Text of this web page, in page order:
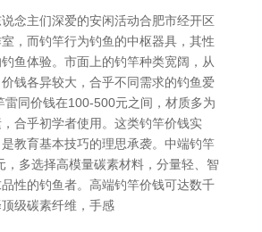
念主们深爱的安闲活动合肥市经开区
，而钓竿行为钓鱼的中枢器具，其性
鱼体验。市面上的钓竿种类宽阔，从
钱各异较大，合乎不同需求的钓鱼爱
雷同价钱在100-500元之间，材质多为
合乎初学者使用。这类钓竿价钱实
教育基本技巧的理思承袭。中端钓竿
，多选择高模量碳素材料，分量轻、智
性的钓鱼者。高端钓竿价钱可达数千
级碳素纤维，手感